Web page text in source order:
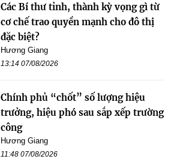
Các Bí thư tỉnh, thành kỳ vọng gì từ
cơ chế trao quyền mạnh cho đô thị
đặc biệt?
Hương Giang
13:14 07/08/2026
Chính phủ “chốt” số lượng hiệu
trưởng, hiệu phó sau sắp xếp trường
công
Hương Giang
11:48 07/08/2026